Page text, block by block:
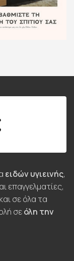
ειδών υγιεινής,
επαγγελματίες,
και σε όλα τα
σεόλη την